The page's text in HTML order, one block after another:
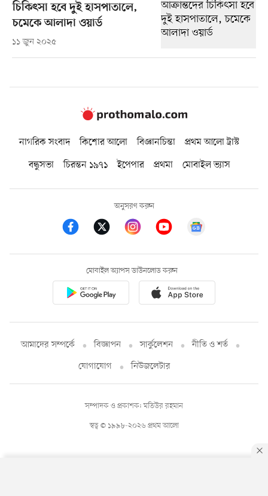
চিকিৎসা হবে দুই হাসপাতালে,
চমেকে আলাদা ওয়ার্ড
১১ জুন ২০২৫
নাগরিক সংবাদ কিশোর আলো বিজ্ঞানচিন্তা
প্রথম আলো ট্রাস্ট
বন্ধুসভা
চিরন্তন ১৯৭১ ইপেপার প্রথমা মোবাইল ভ্যাস
অনুসরণ করুন
মোবাইল অ্যাপস ডাউনলোড করুন
আমাদের সম্পর্কে বিজ্ঞাপন সার্কুলেশন
নীতি ও শর্ত
যোগাযোগ
নিউজলেটার
স্বত্ব © ১৯৯৮-২০২৬ প্রথম আলো
সম্পাদক ও প্রকাশক: মতিউর রহমান